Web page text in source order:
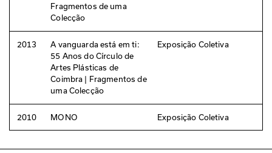
Fragmentos de uma
Colecção
2013
A vanguarda está em ti:
55 Anos do Círculo de
Artes Plásticas de
Coimbra | Fragmentos de
uma Colecção
Exposição Coletiva
2010 MONO Exposição Coletiva